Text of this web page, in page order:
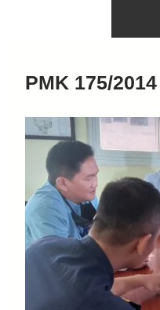
PMK 175/2014